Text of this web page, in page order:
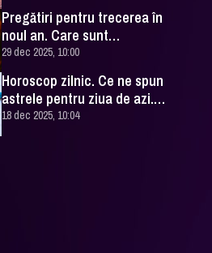
Pregătiri pentru trecerea în
noul an. Care sunt
previziunile astrologice de
astăzi?
29 dec 2025, 10:00
Horoscop zilnic. Ce ne spun
astrele pentru ziua de azi.
Astrologul Daniela Simulescu
a făcut previziunile
18 dec 2025, 10:04